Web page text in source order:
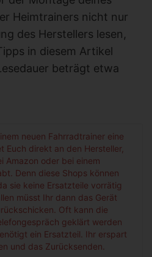
Heimtrainers nicht nur
des Herstellers lesen,
in diesem Artikel
beträgt etwa
neuen Fahrradtrainer eine
Euch direkt an den Hersteller,
Amazon oder bei einem
Denn diese Shops können
sie keine Ersatzteile vorrätig
müsst Ihr dann das Gerät
Oft kann die
geklärt werden
ein Ersatzteil. Ihr erspart
und das Zurücksenden.